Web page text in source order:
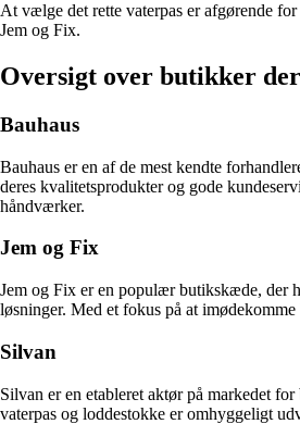
At vælge det rette vaterpas er afgørende
Jem og Fix.
Oversigt over butikker
Bauhaus
Bauhaus er en af de mest kendte
deres kvalitetsprodukter og gode
håndværker.
Jem og Fix
Jem og Fix er en populær butikskæde, der
løsninger. Med et fokus på at
Silvan
Silvan er en etableret aktør på markedet
vaterpas og loddestokke er omhyggeligt